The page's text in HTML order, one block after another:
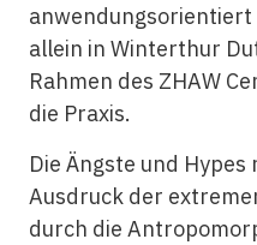
allein in Winterthur
Rahmen des ZHAW
die Praxis.
Die Ängste und
Ausdruck der
durch die